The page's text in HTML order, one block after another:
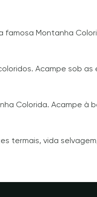
Montanha
Acampe sob
Colorida. Acampe à
termais, vida